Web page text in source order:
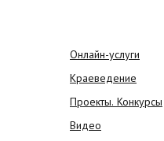
Онлайн-услуги
Краеведение
Проекты. Конкурсы
Видео